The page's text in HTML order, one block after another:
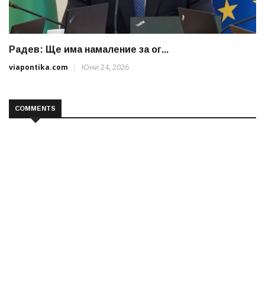
Радев: Ще има намаление за ог...
viapontika.com
Юни 24, 2026
COMMENTS